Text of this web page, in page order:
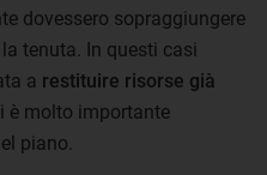
dovessero sopraggiungere
tenuta. In questi casi
a restituire risorse già
è molto importante
piano.